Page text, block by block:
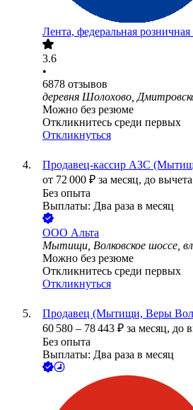
Лента, федеральная
3.6
•
6878 отзывов
деревня Шолохово,
Можно без резюме
Откликнитесь среди первых
Откликнуться
Продавец-кассир АЗС
от 72 000 ₽ за месяц, до
Без опыта
Выплаты: Два раза в месяц
ООО Альта
Мытищи, Волковское шоссе,
Можно без резюме
Откликнитесь среди первых
Откликнуться
Продавец (Мытищи, Веры
60 580 – 78 443 ₽ за месяц, до
Без опыта
Выплаты: Два раза в месяц